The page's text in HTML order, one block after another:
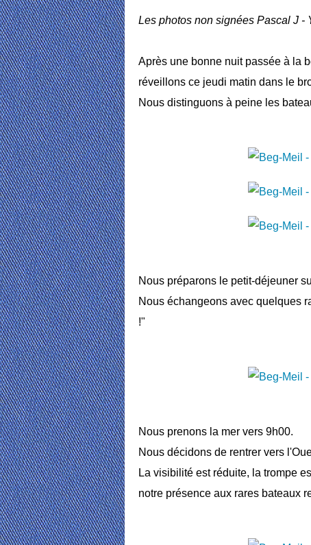
Les photos non signées Pascal J -
Après une bonne nuit passée à la
réveillons ce jeudi matin dans le
Nous distinguons à peine les
Nous préparons le petit-déjeuner
Nous échangeons avec quelques
!"
Nous prenons la mer vers 9h00.
Nous décidons de rentrer vers
La visibilité est réduite, la trompe
notre présence aux rares bateaux